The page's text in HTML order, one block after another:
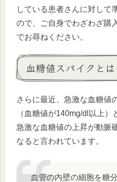
している患者さんに対して
ので、ご自身でわざわざ購
でお尋ねください。
血糖値スパイクとは
さらに最近、急激な血糖値
（血糖値が140mg/dl以上
急激な血糖値の上昇が動脈
なると言われています。
血管の内壁の細胞を糖